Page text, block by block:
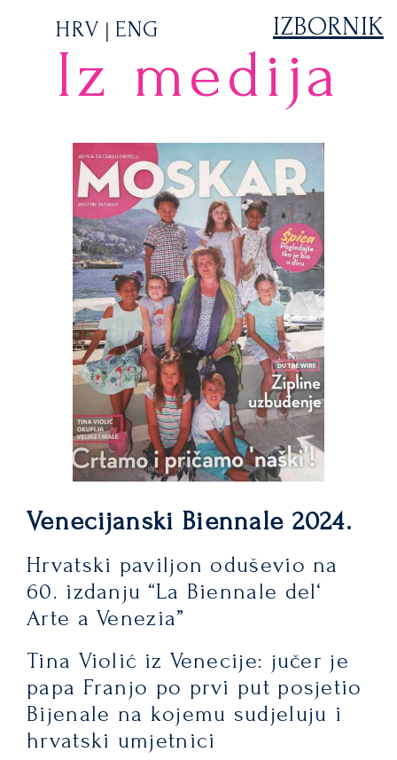
HRV ENG IZBORNIK
Iz medija
Venecijanski Biennale 2024.
Hrvatski paviljon oduševio na
60. izdanju “La Biennale del‘
Arte a Venezia”
Tina Violić iz Venecije: jučer je
papa Franjo po prvi put posjetio
Bijenale na kojemu sudjeluju i
hrvatski umjetnici